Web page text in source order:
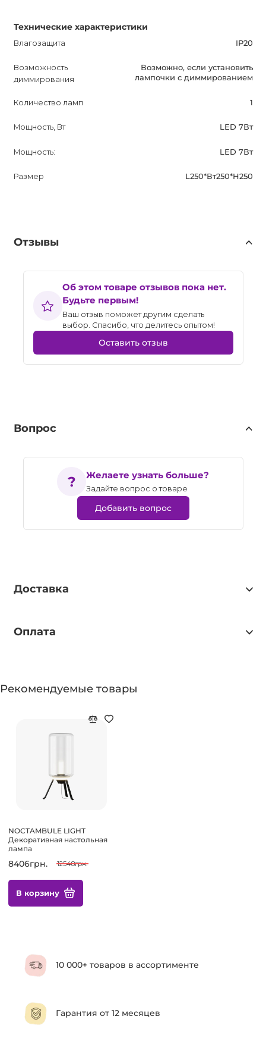
Технические характеристики
Влагозащита IP20
Возможность
диммирования
Возможно, если установить
лампочки с диммированием
Количество ламп 1
Мощность, Вт LED 7Вт
Мощность: LED 7Вт
Размер L250*Вт250*H250
Отзывы
Об этом товаре отзывов пока нет.
Будьте первым!
Ваш отзыв поможет другим сделать
выбор. Спасибо, что делитесь опытом!
Оставить отзыв
Вопрос
Желаете узнать больше?
Задайте вопрос о товаре
Добавить вопрос
Доставка
Оплата
Рекомендуемые товары
NOCTAMBULE LIGHT
Декоративная настольная
лампа
8406грн. 12548грн.
В корзину
10 000+ товаров в ассортименте
Гарантия от 12 месяцев